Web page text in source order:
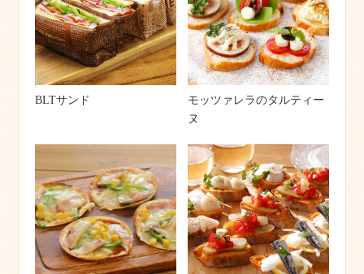
BLTサンド
モッツァレラのタルティー
ヌ